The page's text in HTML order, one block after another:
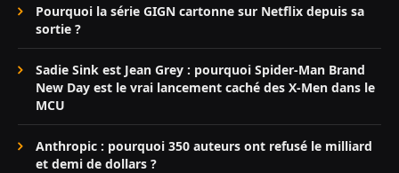
Pourquoi la série GIGN cartonne sur Netflix depuis sa
sortie ?
Sadie Sink est Jean Grey : pourquoi Spider-Man Brand
New Day est le vrai lancement caché des X-Men dans le
MCU
Anthropic : pourquoi 350 auteurs ont refusé le milliard
et demi de dollars ?